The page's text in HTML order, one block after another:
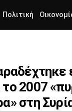
Πολιτική
2007
στη